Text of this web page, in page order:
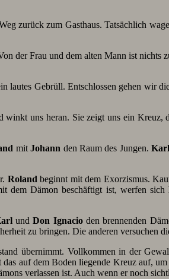
zurück zum Gasthaus. Tatsächlich
der Frau und dem alten Mann ist nichts
Gebrüll. Entschlossen gehen wir
uns heran. Sie zeigt uns ein
mitJohann den Raum des Jungen. Karl
Roland beginnt mit dem Exorzismus.
dem Dämon beschäftigt ist, werfen sich
undDon Ignacioden brennenden
zu bringen. Die anderen versuchen
übernimmt. Vollkommen in der
auf dem Boden liegende Kreuz auf, um
verlassen ist. Auch wenn er noch